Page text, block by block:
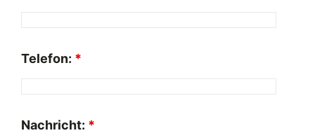
Telefon: *
Nachricht: *